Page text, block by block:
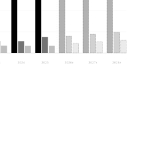
2024 2025 2026 e 2027 e 2028 e